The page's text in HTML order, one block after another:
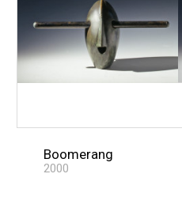
Boomerang
2000